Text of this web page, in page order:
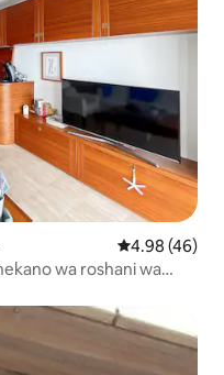
Ukadiriaji wa
4.98 (46)
wa roshani wa